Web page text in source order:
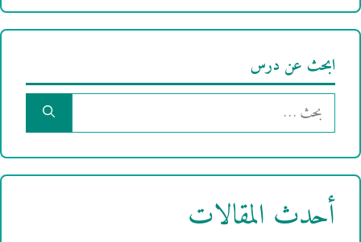
ابحث عن درس
البحث
عن:
أحدث المقالات